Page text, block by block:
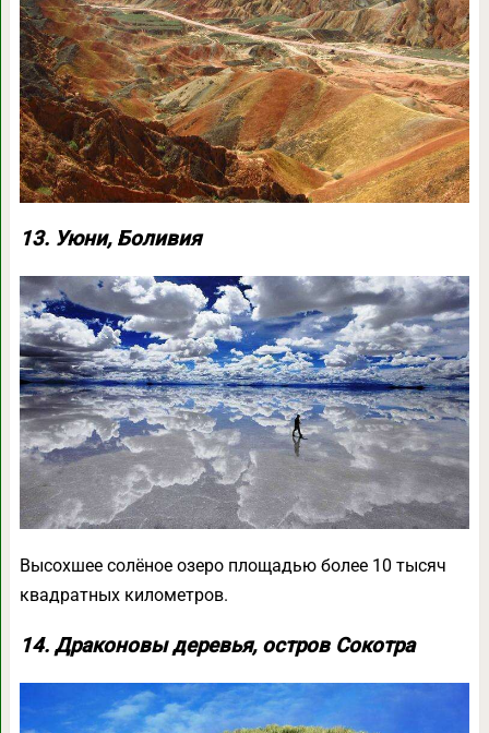
13. Уюни, Боливия
Высохшее солёное озеро площадью более 10 тысяч
квадратных километров.
14. Драконовы деревья, остров Сокотра